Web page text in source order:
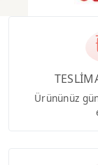
Ürününüz